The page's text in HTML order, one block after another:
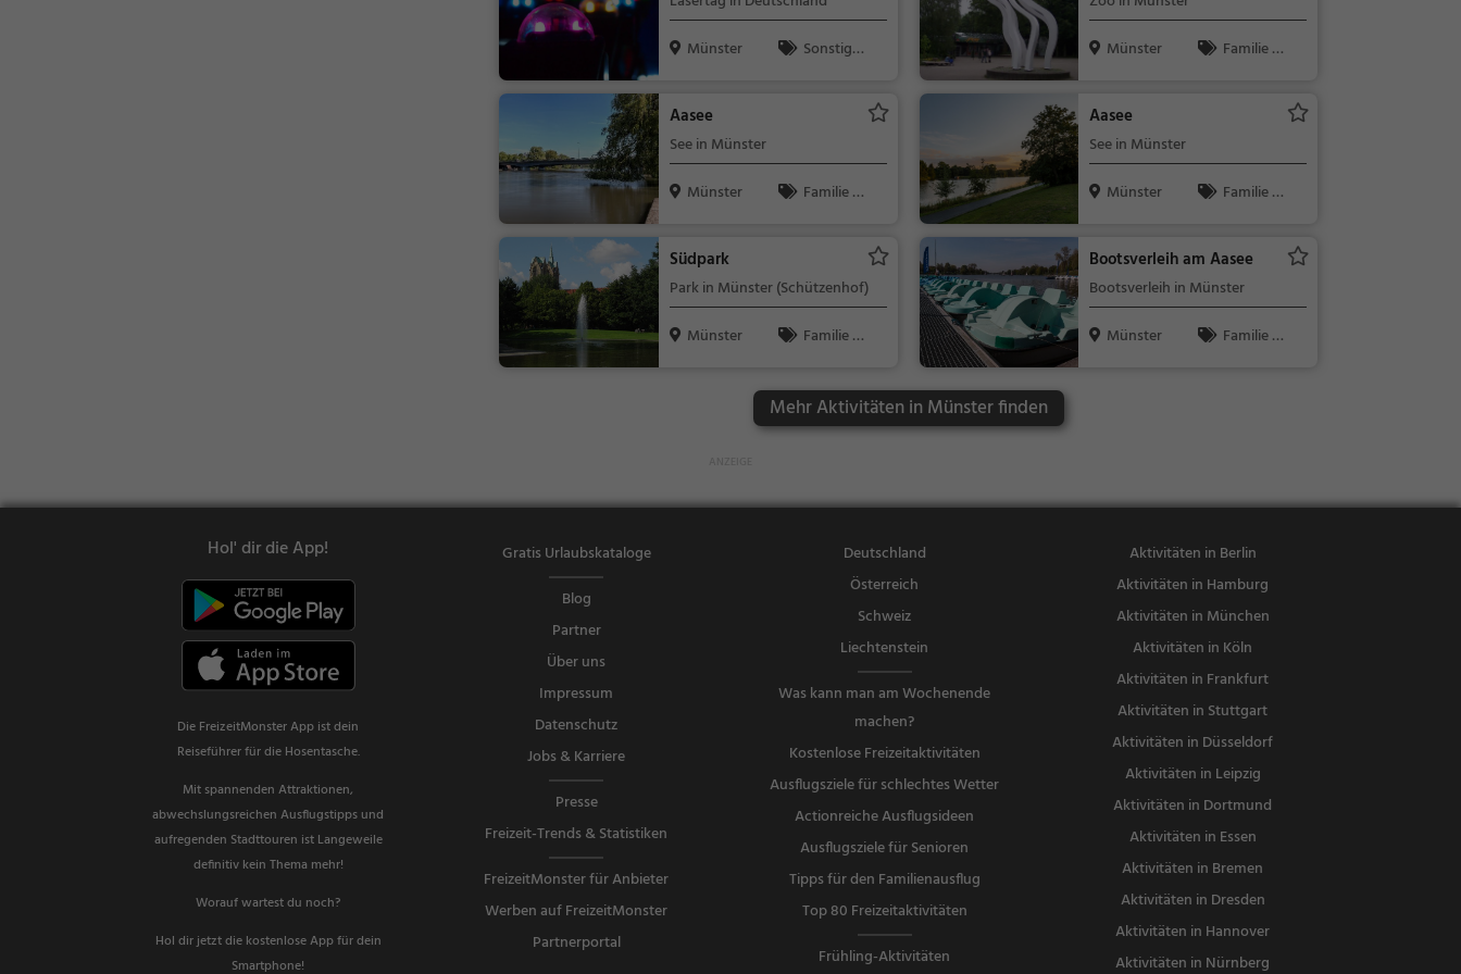
Münster
Sonstige
Münster
Familie &
Aasee
See in Münster
Münster
Familie &
Aasee
See in Münster
Münster
Familie &
Südpark
Park in Münster (Schützenhof)
Münster
Familie &
Bootsverleih am Aasee
Bootsverleih in Münster
Münster
Familie &
Mehr Aktivitäten in Münster finden
Hol' dir die App!
Die FreizeitMonster App ist dein
Reiseführer für die Hosentasche.
Mit spannenden Attraktionen,
abwechslungsreichen Ausflugstipps und
aufregenden Stadttouren ist Langeweile
definitiv kein Thema mehr!
Worauf wartest du noch?
Hol dir jetzt die kostenlose App für dein
Smartphone!
Gratis Urlaubskataloge
Blog
Partner
Über uns
Impressum
Datenschutz
Jobs & Karriere
Presse
Freizeit-Trends & Statistiken
FreizeitMonster für Anbieter
Werben auf FreizeitMonster
Partnerportal
Deutschland
Österreich
Schweiz
Liechtenstein
Was kann man am Wochenende
machen?
Kostenlose Freizeitaktivitäten
Ausflugsziele für schlechtes Wetter
Actionreiche Ausflugsideen
Ausflugsziele für Senioren
Tipps für den Familienausflug
Top 80 Freizeitaktivitäten
Frühling-Aktivitäten
Aktivitäten in Berlin
Aktivitäten in Hamburg
Aktivitäten in München
Aktivitäten in Köln
Aktivitäten in Frankfurt
Aktivitäten in Stuttgart
Aktivitäten in Düsseldorf
Aktivitäten in Leipzig
Aktivitäten in Dortmund
Aktivitäten in Essen
Aktivitäten in Bremen
Aktivitäten in Dresden
Aktivitäten in Hannover
Aktivitäten in Nürnberg